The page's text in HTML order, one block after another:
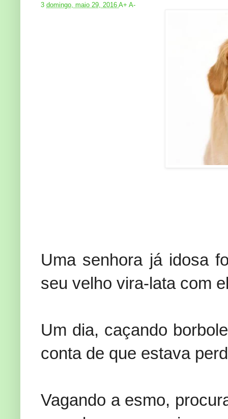
3 domingo, maio 29, 2016 A+ A-
Uma senhora já idosa
seu velho vira-lata com
Um dia, caçando
conta de que estava
Vagando a esmo,